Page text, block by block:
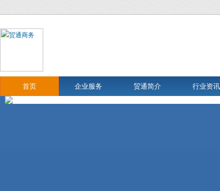
首页 企业服务 贸通简介 行业资讯